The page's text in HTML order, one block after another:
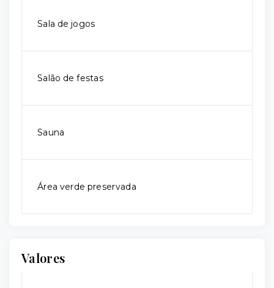
Sala de jogos
Salão de festas
Sauna
Área verde preservada
Valores